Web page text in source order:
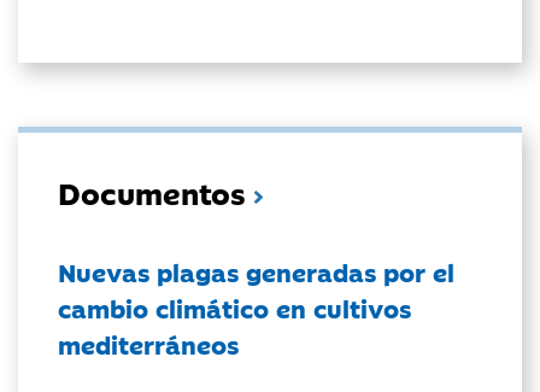
Documentos
Nuevas plagas generadas por el
cambio climático en cultivos
mediterráneos